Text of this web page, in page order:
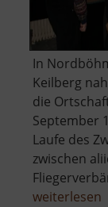
In
Keilberg
die
September
Laufe des
zwischen
weiterlesen